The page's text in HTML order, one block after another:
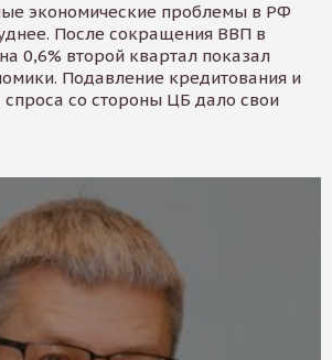
экономические проблемы в РФ
После сокращения ВВП в
0,6% второй квартал показал
Подавление кредитования и
спроса со стороны ЦБ дало свои